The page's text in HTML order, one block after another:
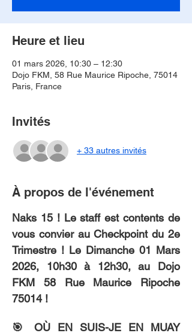
Heure et lieu
01 mars 2026, 10:30 – 12:30
Dojo FKM, 58 Rue Maurice Ripoche, 75014
Paris, France
Invités
+ 33 autres invités
À propos de l'événement
Naks 15 ! Le staff est contents de
vous convier au Checkpoint du 2e
Trimestre ! Le Dimanche 01 Mars
2026, 10h30 à 12h30, au Dojo
FKM 58 Rue Maurice Ripoche
75014 !
🎯 OÙ EN SUIS-JE EN MUAY